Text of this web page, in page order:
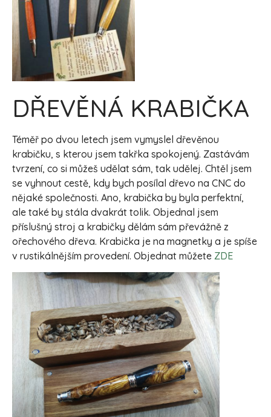
DŘEVĚNÁ KRABIČKA
Téměř po dvou letech jsem vymyslel dřevěnou
krabičku, s kterou jsem takřka spokojený. Zastávám
tvrzení, co si můžeš udělat sám, tak udělej. Chtěl jsem
se vyhnout cestě, kdy bych posílal dřevo na CNC do
nějaké společnosti. Ano, krabička by byla perfektní,
ale také by stála dvakrát tolik. Objednal jsem
příslušný stroj a krabičky dělám sám převážně z
ořechového dřeva. Krabička je na magnetky a je spíše
v rustikálnějším provedení. Objednat můžete ZDE